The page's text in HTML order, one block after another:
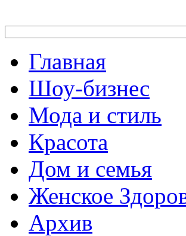
Главная
Шоу-бизнес
Мода и стиль
Красота
Дом и семья
Женское
Архив